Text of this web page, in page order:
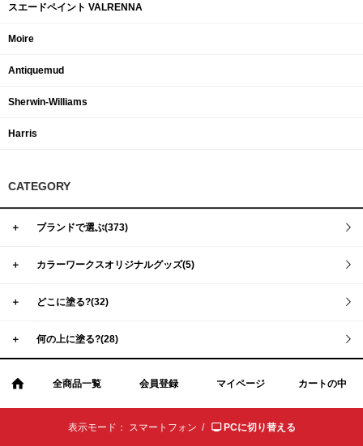
スエードペイント VALRENNA
Moire
Antiquemud
Sherwin-Williams
Harris
CATEGORY
＋ ブランドで選ぶ(373)
＋ カラーワークスオリジナルグッズ(5)
＋ どこに塗る?(32)
＋ 何の上に塗る?(28)
全商品一覧 会員登録 マイページ カートの中
表示モード： スマートフォン / PCに切り替える